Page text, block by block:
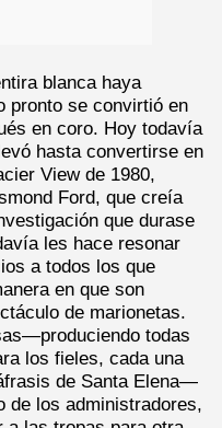
blanca haya
pronto se convirtió en
en coro. Hoy todavía
hasta convertirse en
View de 1980,
Ford, que creía
que durase
les hace resonar
a todos los que
en que son
de marionetas.
todas
los fieles, cada una
de Santa Elena—
de los administradores,